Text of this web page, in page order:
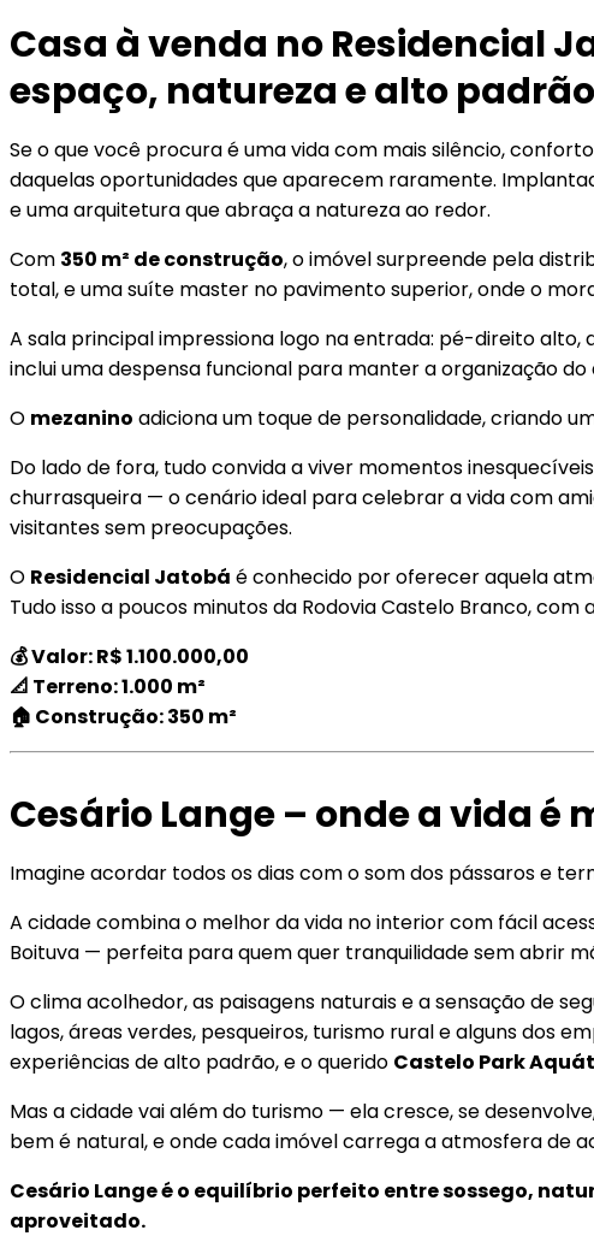
Casa à venda no Residencial
espaço, natureza e alto padrão
Se o que você procura é uma vida com mais silêncio,
daquelas oportunidades que aparecem raramente.
e uma arquitetura que abraça a natureza ao redor.
Com 350 m² de construção, o imóvel surpreende pela
total, e uma suíte master no pavimento superior, onde o
A sala principal impressiona logo na entrada: pé-direito
inclui uma despensa funcional para manter a organização do
O mezanino adiciona um toque de personalidade, criando
Do lado de fora, tudo convida a viver momentos
churrasqueira — o cenário ideal para celebrar a vida com
visitantes sem preocupações.
O Residencial Jatobá é conhecido por oferecer aquela
Tudo isso a poucos minutos da Rodovia Castelo Branco,
💰 Valor: R$ 1.100.000,00
📐 Terreno: 1.000 m²
🏠 Construção: 350 m²
Cesário Lange – onde a vida
Imagine acordar todos os dias com o som dos pássaros e
A cidade combina o melhor da vida no interior com fácil
Boituva — perfeita para quem quer tranquilidade sem abrir
O clima acolhedor, as paisagens naturais e a sensação de
lagos, áreas verdes, pesqueiros, turismo rural e alguns dos
experiências de alto padrão, e o querido Castelo Park
Mas a cidade vai além do turismo — ela cresce, se
bem é natural, e onde cada imóvel carrega a atmosfera de
Cesário Lange é o equilíbrio perfeito entre sossego,
aproveitado.